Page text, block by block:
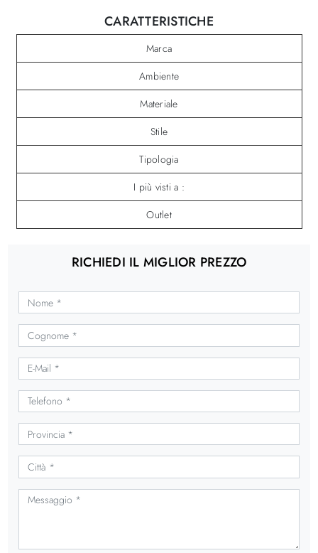
CARATTERISTICHE
Marca
Ambiente
Materiale
Stile
Tipologia
I più visti a :
Outlet
RICHIEDI IL MIGLIOR PREZZO